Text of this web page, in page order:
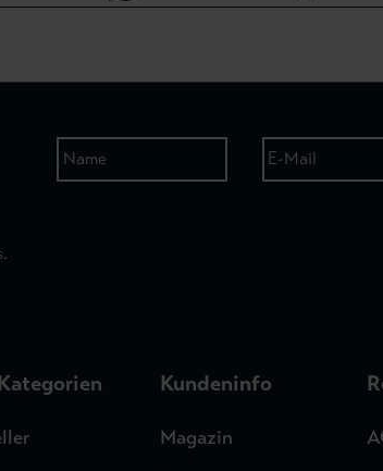
Kundeninfo
Magazin